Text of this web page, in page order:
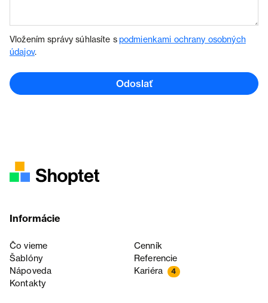
Vložením správy súhlasíte spodmienkami ochrany osobných
údajov.
Odoslať
Informácie
Čo vieme
Cenník
Šablóny
Referencie
Nápoveda
Kariéra 4
Kontakty